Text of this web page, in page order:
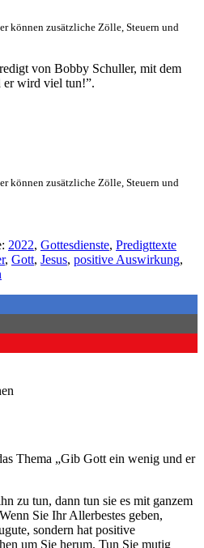
können zusätzliche Zölle, Steuern und
von Bobby Schuller, mit dem
wird viel tun!”.
können zusätzliche Zölle, Steuern und
2022, Gottesdienste, Predigttexte
, Gott, Jesus, positive Auswirkung,
Thema „Gib Gott ein wenig und er
zu tun, dann tun sie es mit ganzem
Sie Ihr Allerbestes geben,
sondern hat positive
um Sie herum. Tun Sie mutig